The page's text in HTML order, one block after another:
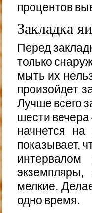
процентов
Закладка
Перед
только
мыть их
произойдет
Лучше всего
шести вечера
начнется
показывает,
мелкие.
одно время.